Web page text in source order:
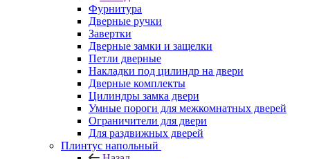
Фурнитура
Дверные ручки
Завертки
Дверные замки и защелки
Петли дверные
Накладки под цилиндр на двери
Дверные комплекты
Цилиндры замка двери
Умные пороги для межкомнатных дверей
Ограничители для двери
Для раздвижных дверей
Плинтус напольный